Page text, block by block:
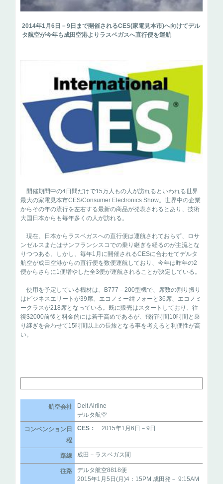
2014年1月6日－9日まで開催されるCES(家電見本市)へ向けてデル
タ航空が今年も成田空港よりラスベガスへ直行便を運航
開催期間中の4日間だけで15万人もの人が訪れるといわれる世界
最大の家電見本市CES/Consumer Electronics Show。世界中の企業
からその年の流行を左右する最新の商品が発表されるとあり、技術
大国日本からも毎年多くの人が訪れる。
現在、日本からラスベガスへの直行便は運航されておらず、ロサ
ンゼルスまたはサンフランシスコでの乗り継ぎを経るのが主流とな
りつつある。しかし、毎年1月に開催されるCESに合わせてデルタ
航空が成田空港からの直行便を数便運航しており、今年は昨年の2
便からさらに1便増やした全3便が運航されることが決定している。
使用を予定している機材は、B777－200型機で、席数の割り振り
はビジネスエリートが39席、エコノミー紺フォーと36席、エコノミ
ークラスが218席となっている。既に販売はスタートしており、往
復$2000前後と料金的には若干高めであるが、飛行時間10時間と乗
り継ぎを合わせて15時間以上の長旅となる事を考えると利便性が高
い。
航空会社
Delt Airline
デルタ航空
コンベンション日
程
CES： 2015年1月6日－9日
路線 成田－ラスベガス間
往路
デルタ航空8818便
2015年1月5日(月)4：15PM 成田発－ 9:15AM